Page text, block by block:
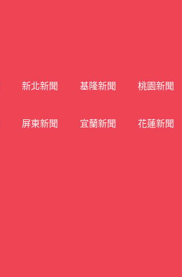
新北新聞 基隆新聞 桃園新聞
屏東新聞 宜蘭新聞 花蓮新聞